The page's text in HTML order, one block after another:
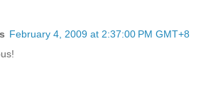
February 4, 2009 at 2:37:00 PM GMT+8